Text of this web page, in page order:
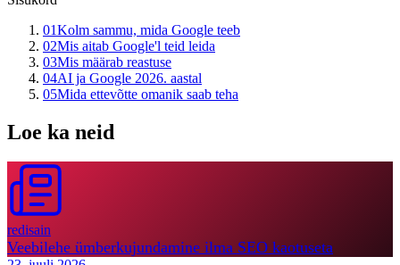
01Kolm sammu, mida Google teeb
02Mis aitab Google'l teid leida
03Mis määrab reastuse
04AI ja Google 2026. aastal
05Mida ettevõtte omanik saab teha
Loe ka neid
redisain
Veebilehe ümberkujundamine ilma SEO kaotuseta